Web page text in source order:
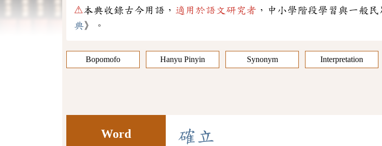
⚠本典收錄古今用語， 適用於語文研究者 ，中小學階段學習與一般
典》。
Bopomofo Hanyu Pinyin Synonym Interpretation
Word 確 立